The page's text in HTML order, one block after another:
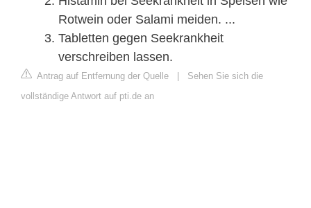
Rotwein oder Salami meiden. ...
Tabletten gegen Seekrankheit
verschreiben lassen.
Antrag auf Entfernung der Quelle | Sehen Sie sich die
vollständige Antwort auf pti.de an